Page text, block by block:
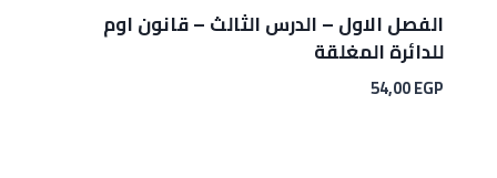
الفصل الاول – الدرس الثالث – قانون اوم
للدائرة المغلقة
54,00EGP